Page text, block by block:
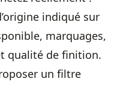
indiqué sur
marquages,
qualité de finition.
un filtre